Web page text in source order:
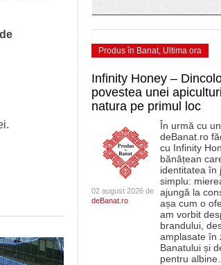
Produs în Banat, Ultima ora
Infinity Honey –
povestea unei
natura pe primul loc
02 august 2026 de
deBanat.ro
În urmă cu
deBanat.ro
cu Infinity
bănățean
identitatea în
simplu:
ajungă la
așa cum o
am vorbit
brandului,
amplasate în
Banatului și
pentru albine